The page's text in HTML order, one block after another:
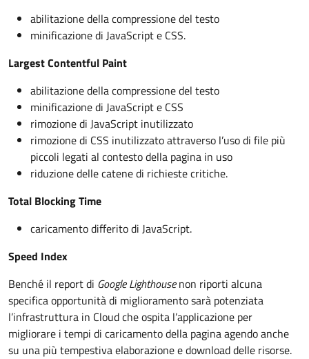
abilitazione della compressione del testo
minificazione di JavaScript e CSS.
Largest Contentful Paint
abilitazione della compressione del testo
minificazione di JavaScript e CSS
rimozione di JavaScript inutilizzato
rimozione di CSS inutilizzato attraverso l’uso di file più
piccoli legati al contesto della pagina in uso
riduzione delle catene di richieste critiche.
Total Blocking Time
caricamento differito di JavaScript.
Speed Index
Benché il report di Google Lighthousenon riporti alcuna
specifica opportunità di miglioramento sarà potenziata
l’infrastruttura in Cloud che ospita l’applicazione per
migliorare i tempi di caricamento della pagina agendo anche
su una più tempestiva elaborazione e download delle risorse.